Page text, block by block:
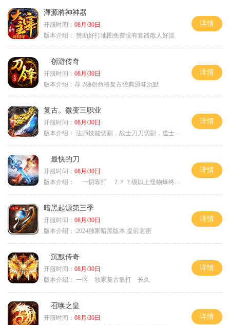
渾源將神神器
开服时间： 08月/30日
版本介绍： 赞助好打地图免费没有套路散人好混
详情
创游传奇
开服时间： 08月/30日
版本介绍： 荐 2独创命格复古经典原味沉默
详情
复古。微变三职业
开服时间： 08月/30日
版本介绍： 法师技能切割，战士刀刀切割，道士宠物秒怪
详情
最快的刀
开服时间： 08月/30日
版本介绍：
一切靠打 ７７７级以上怪物爆终极
详情
暗黑起源第三季
开服时间： 08月/30日
版本介绍： 2024独家暗黑版本.提前泄密
详情
沉默传奇
开服时间： 08月/30日
版本介绍： 一区 独家复古靠打 长久
详情
召唤之皇
开服时间： 08月/30日
详情